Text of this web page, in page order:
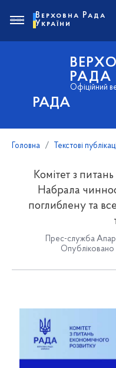
РАДА
РАДА
Офіційний
Верховна Рада
України
Головна Текстові
Комітет з
Набрала
поглиблену та
Прес-служба